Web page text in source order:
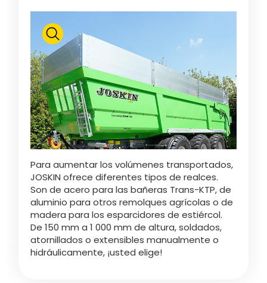
Lietuvių kalba
Česká republika
Srpski
Yкраїнська мова
ελληνικά
Svenska
Para aumentar los volúmenes transportados,
JOSKIN ofrece diferentes tipos de realces.
Son de acero para las bañeras Trans-KTP, de
aluminio para otros remolques agrícolas o de
madera para los esparcidores de estiércol.
De 150 mm a 1 000 mm de altura, soldados,
atornillados o extensibles manualmente o
hidráulicamente, ¡usted elige!